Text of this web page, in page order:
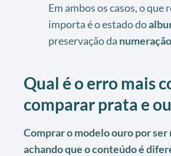
Em ambos os casos, o que
importa é o estado do
preservação da
Qual é o erro mais
comparar prata e
Comprar o modelo ouro por ser
achando que o conteúdo é